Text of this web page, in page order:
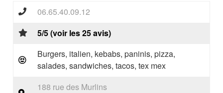
06.65.40.09.12
5/5 (voir les 25 avis)
Burgers, italien, kebabs, paninis, pizza,
salades, sandwiches, tacos, tex mex
188 rue des Murlins